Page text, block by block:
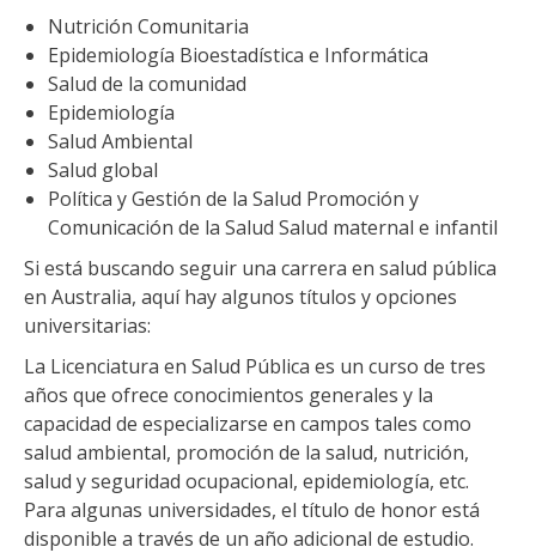
Nutrición Comunitaria
Epidemiología Bioestadística e Informática
Salud de la comunidad
Epidemiología
Salud Ambiental
Salud global
Política y Gestión de la Salud Promoción y
Comunicación de la Salud Salud maternal e infantil
Si está buscando seguir una carrera en salud pública
en Australia, aquí hay algunos títulos y opciones
universitarias:
La Licenciatura en Salud Pública es un curso de tres
años que ofrece conocimientos generales y la
capacidad de especializarse en campos tales como
salud ambiental, promoción de la salud, nutrición,
salud y seguridad ocupacional, epidemiología, etc.
Para algunas universidades, el título de honor está
disponible a través de un año adicional de estudio.